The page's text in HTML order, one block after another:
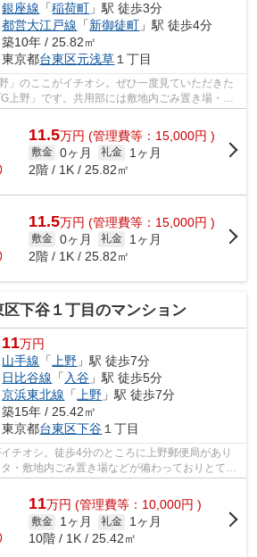
銀座線 「稲荷町 」駅 徒歩3分
都営大江戸線 「新御徒町 」駅 徒歩4分
築10年 / 25.82㎡
東京都台東区元浅草 １丁目
」のここがイチオシ。ぜひ一度見ていただきた
上野」です。共用部には敷地内ごみ置き場・エ
ービスが揃...
11.5万円 (管理費等：15,000円 )
敷金 0ヶ月 礼金
1ヶ月
2階 / 1K / 25.82㎡
11.5万円 (管理費等：15,000円 )
敷金 0ヶ月 礼金
1ヶ月
2階 / 1K / 25.82㎡
区下谷１丁目のマンション
11万円
山手線 「 上野 」駅 徒歩7分
日比谷線 「 入谷 」駅 徒歩5分
京浜東北線 「 上野 」駅 徒歩7分
築15年 / 25.42㎡
東京都台東区下谷 １丁目
チオシ。徒歩4分のところに上野郵便局があり
・敷地内ごみ置き場などが備わっておりとても
込まれない...
11万円 (管理費等：10,000円 )
敷金 1ヶ月 礼金
1ヶ月
10階 / 1K / 25.42㎡